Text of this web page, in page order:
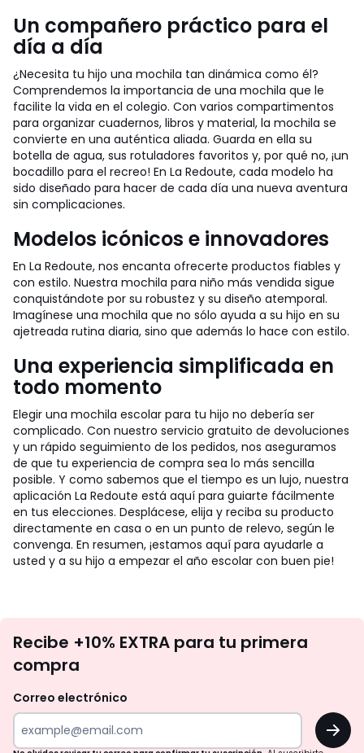
Un compañero práctico para el
día a día
¿Necesita tu hijo una mochila tan dinámica como él?
Comprendemos la importancia de una mochila que le
facilite la vida en el colegio. Con varios compartimentos
para organizar cuadernos, libros y material, la mochila se
convierte en una auténtica aliada. Guarda en ella su
botella de agua, sus rotuladores favoritos y, por qué no, ¡un
bocadillo para el recreo! En La Redoute, cada modelo ha
sido diseñado para hacer de cada día una nueva aventura
sin complicaciones.
Modelos icónicos e innovadores
En La Redoute, nos encanta ofrecerte productos fiables y
con estilo. Nuestra mochila para niño más vendida sigue
conquistándote por su robustez y su diseño atemporal.
Imagínese una mochila que no sólo ayuda a su hijo en su
ajetreada rutina diaria, sino que además lo hace con estilo.
Una experiencia simplificada en
todo momento
Elegir una mochila escolar para tu hijo no debería ser
complicado. Con nuestro servicio gratuito de devoluciones
y un rápido seguimiento de los pedidos, nos aseguramos
de que tu experiencia de compra sea lo más sencilla
posible. Y como sabemos que el tiempo es un lujo, nuestra
aplicación La Redoute está aquí para guiarte fácilmente
en tus elecciones. Desplácese, elija y reciba su producto
directamente en casa o en un punto de relevo, según le
convenga. En resumen, ¡estamos aquí para ayudarle a
usted y a su hijo a empezar el año escolar con buen pie!
te
tu
Recibe +10% EXTRA para tu primera
compra
Correo electrónico
OK